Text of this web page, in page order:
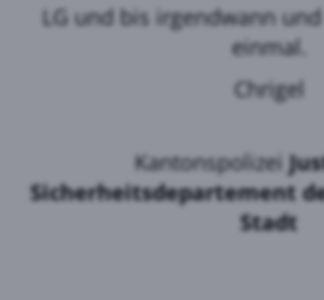
LG und bis irgendwann
einmal.
Chrigel
Kantonspolizei
Sicherheitsdepartement
Stadt